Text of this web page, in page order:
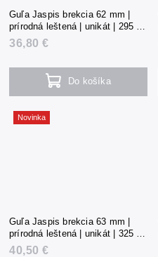
Guľa Jaspis brekcia 62 mm |
prírodná leštená | unikát | 295 g |
Čína
36,80 €
Do košíka
Novinka
Guľa Jaspis brekcia 63 mm |
prírodná leštená | unikát | 325 g |
Čína
40,50 €